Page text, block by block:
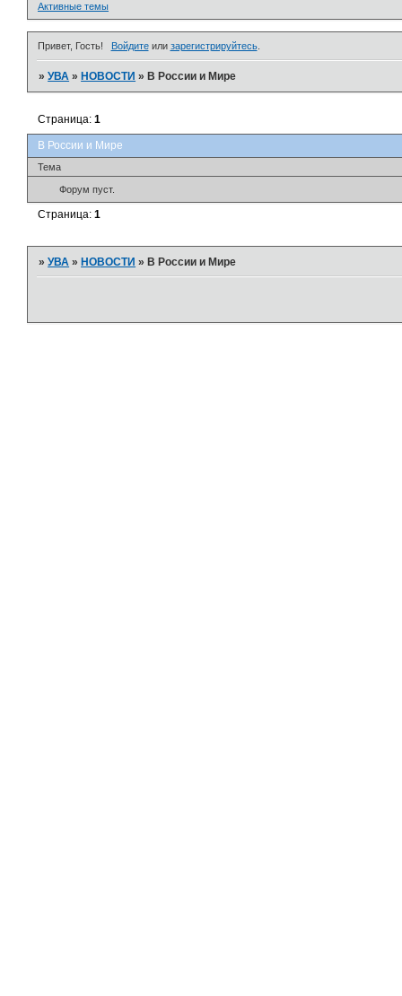
Активные темы
Привет, Гость! Войдитеили зарегистрируйтесь.
»УВА » НОВОСТИ » В России и Мире
В России и Мире
Страница:1
Тема
Форум пуст.
Страница:1
»УВА » НОВОСТИ » В России и Мире